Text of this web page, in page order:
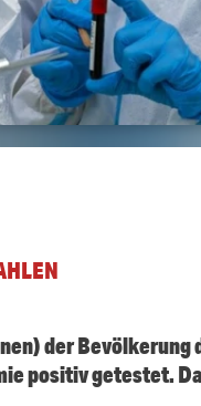
der
positiv getestet.